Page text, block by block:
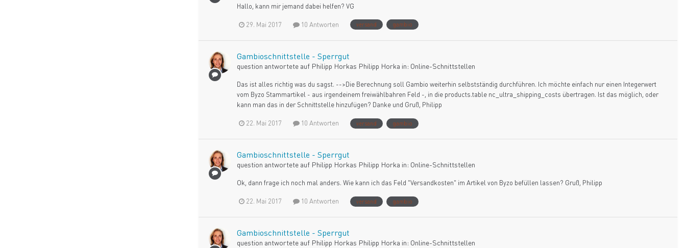
Hallo, kann mir jemand dabei helfen? VG
29. Mai 2017 10 Antworten versand gambio
Gambioschnittstelle - Sperrgut
question antwortete auf Philipp Horkas Philipp Horka in: Online-Schnittstellen
Das ist alles richtig was du sagst. -->Die Berechnung soll Gambio weiterhin selbstständig durchführen. Ich möchte einfach nur einen Integerwert
vom Byzo Stammartikel - aus irgendeinem freiwählbahren Feld -, in die products.table nc_ultra_shipping_costs übertragen. Ist das möglich, oder
kann man das in der Schnittstelle hinzufügen? Danke und Gruß, Philipp
22. Mai 2017 10 Antworten versand gambio
Gambioschnittstelle - Sperrgut
question antwortete auf Philipp Horkas Philipp Horka in: Online-Schnittstellen
Ok, dann frage ich noch mal anders. Wie kann ich das Feld "Versandkosten" im Artikel von Byzo befüllen lassen? Gruß, Philipp
22. Mai 2017 10 Antworten versand gambio
Gambioschnittstelle - Sperrgut
question antwortete auf Philipp Horkas Philipp Horka in: Online-Schnittstellen